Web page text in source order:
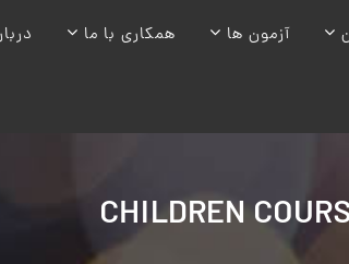
آزمون ها همکاری با ما
CHILDREN